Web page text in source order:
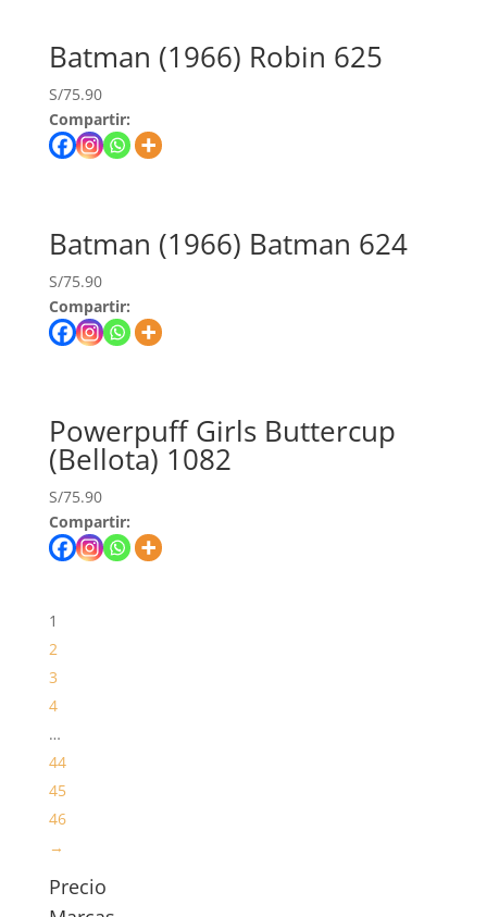
Batman (1966) Robin 625
S/75.90
Compartir:
Batman (1966) Batman 624
S/75.90
Compartir:
Powerpuff Girls Buttercup
(Bellota) 1082
S/75.90
Compartir:
1
2
3
4
…
44
45
46
→
Precio